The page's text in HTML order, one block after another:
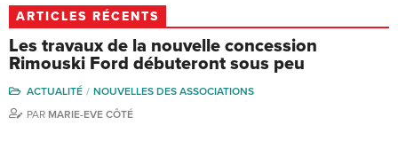
ARTICLES RÉCENTS
Les travaux de la nouvelle concession
Rimouski Ford débuteront sous peu
ACTUALITÉ
NOUVELLES DES ASSOCIATIONS
PAR MARIE-EVE CÔTÉ